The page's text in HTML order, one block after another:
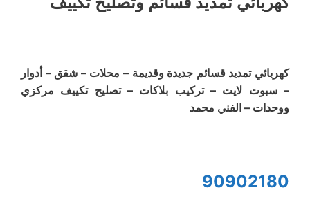
كهربائي تمديد قسائم جديدة وقديمة – محلات – شقق – أدوار
– سبوت لايت – تركيب بلاكات – تصليح تكييف مركزي
ووحدات – الفني محمد
90902180